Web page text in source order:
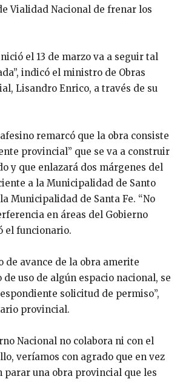
Vialidad Nacional de frenar los
el 13 de marzo va a seguir tal
indicó el ministro de Obras
Lisandro Enrico, a través de su
remarcó que la obra consiste
provincial” que se va a construir
y que enlazará dos márgenes del
a la Municipalidad de Santo
Municipalidad de Santa Fe. “No
en áreas del Gobierno
el funcionario.
de avance de la obra amerite
uso de algún espacio nacional, se
solicitud de permiso”,
provincial.
Nacional no colabora ni con el
veríamos con agrado que en vez
parar una obra provincial que les